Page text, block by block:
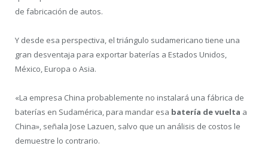
de fabricación de autos.
Y desde esa perspectiva, el triángulo sudamericano tiene una
gran desventaja para exportar baterías a Estados Unidos,
México, Europa o Asia.
«La empresa China probablemente no instalará una fábrica de
baterías en Sudamérica, para mandar esa batería de vuelta a
China», señala Jose Lazuen, salvo que un análisis de costos le
demuestre lo contrario.